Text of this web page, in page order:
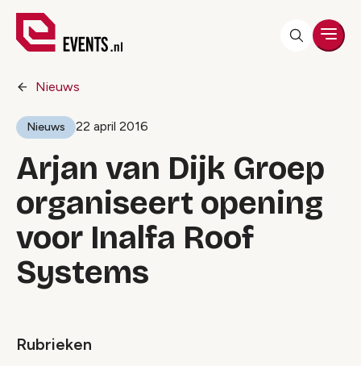
Nieuws
Nieuws 22 april 2016
Arjan van Dijk Groep
organiseert opening
voor Inalfa Roof
Systems
Rubrieken